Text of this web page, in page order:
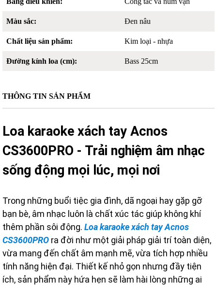
THÔNG TIN SẢN PHẨM
Loa karaoke xách tay Acnos
CS3600PRO - Trải nghiệm âm nhạc
sống động mọi lúc, mọi nơi
Trong những buổi tiệc gia đình, dã ngoại hay gặp gỡ
bạn bè, âm nhạc luôn là chất xúc tác giúp không khí
thêm phần sôi động. Loa karaoke xách tay Acnos
CS3600PRO ra đời như một giải pháp giải trí toàn diện,
vừa mang đến chất âm mạnh mẽ, vừa tích hợp nhiều
tính năng hiện đại. Thiết kế nhỏ gọn nhưng đầy tiện
ích, sản phẩm này hứa hẹn sẽ làm hài lòng những ai
Màu sắc: Đen nâu
Chất liệu sản phẩm: Kim loại - nhựa
Đường kính loa (cm): Bass 25cm